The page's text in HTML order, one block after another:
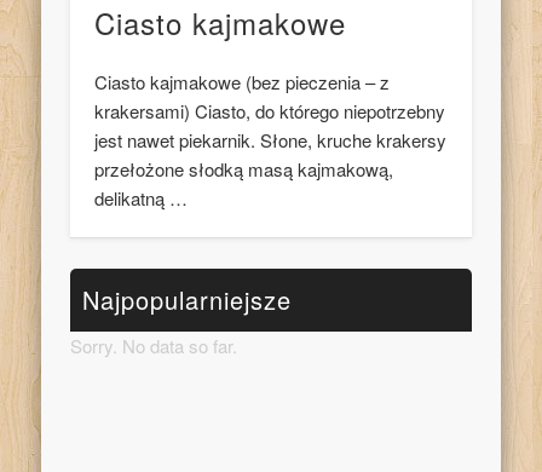
Ciasto kajmakowe
Ciasto kajmakowe (bez pieczenia – z
krakersami) Ciasto, do którego niepotrzebny
jest nawet piekarnik. Słone, kruche krakersy
przełożone słodką masą kajmakową,
delikatną …
Najpopularniejsze
Sorry. No data so far.